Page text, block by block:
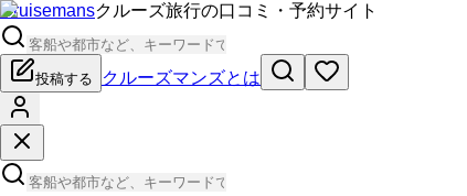
Cruisemansクルーズ旅行の口コミ・予約サイト
投稿する クルーズマンズとは